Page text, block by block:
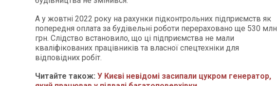
А у жовтні 2022 року на рахунки підконтрольних підприємств як
попередня оплата за будівельні роботи перераховано ще 530 млн
грн. Слідство встановило, що ці підприємства не мали
кваліфікованих працівників та власної спецтехніки для
відповідних робіт.
Читайте також: У Києві невідомі засипали цукром генератор,